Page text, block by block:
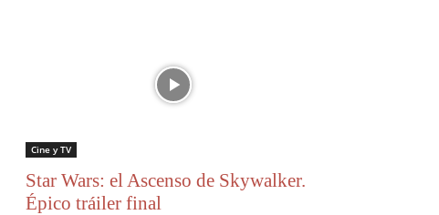
Cine y TV
Star Wars: el Ascenso de Skywalker.
Épico tráiler final